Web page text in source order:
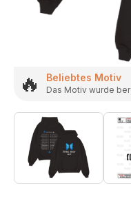
🔥 Beliebtes Motiv
Das Motiv wurde